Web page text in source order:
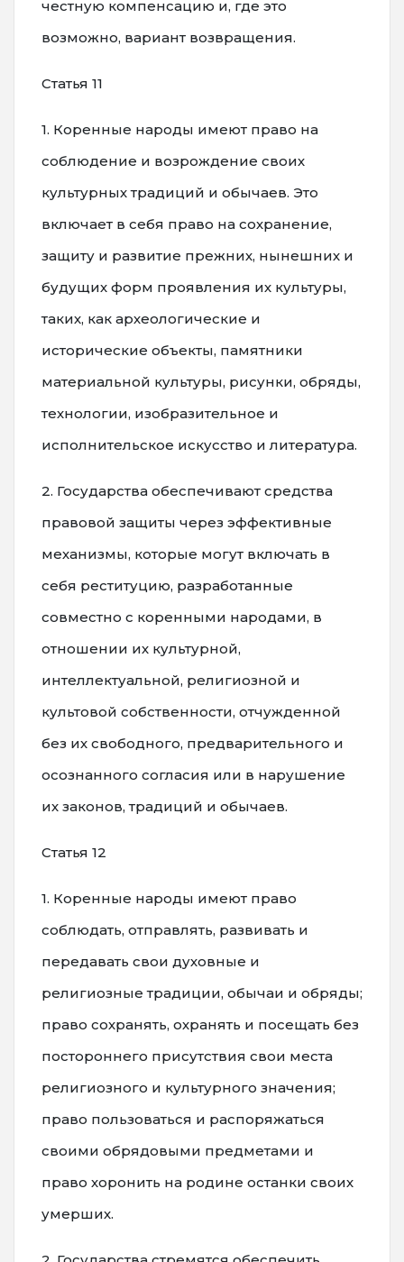
честную компенсацию и, где это
возможно, вариант возвращения.
Статья 11
1. Коренные народы имеют право на
соблюдение и возрождение своих
культурных традиций и обычаев. Это
включает в себя право на сохранение,
защиту и развитие прежних, нынешних и
будущих форм проявления их культуры,
таких, как археологические и
исторические объекты, памятники
материальной культуры, рисунки, обряды,
технологии, изобразительное и
исполнительское искусство и литература.
2. Государства обеспечивают средства
правовой защиты через эффективные
механизмы, которые могут включать в
себя реституцию, разработанные
совместно с коренными народами, в
отношении их культурной,
интеллектуальной, религиозной и
культовой собственности, отчужденной
без их свободного, предварительного и
осознанного согласия или в нарушение
их законов, традиций и обычаев.
Статья 12
1. Коренные народы имеют право
соблюдать, отправлять, развивать и
передавать свои духовные и
религиозные традиции, обычаи и обряды;
право сохранять, охранять и посещать без
постороннего присутствия свои места
религиозного и культурного значения;
право пользоваться и распоряжаться
своими обрядовыми предметами и
право хоронить на родине останки своих
умерших.